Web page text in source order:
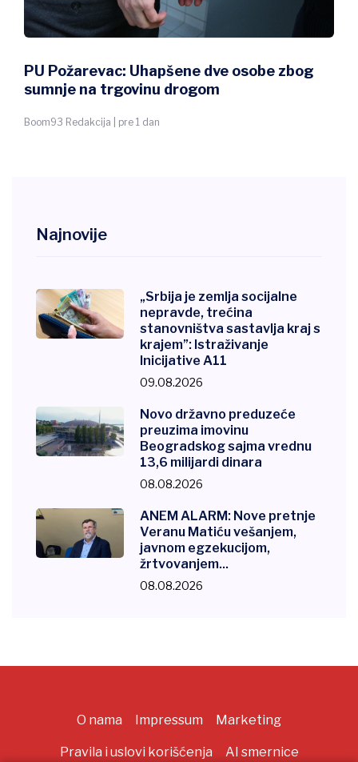
PU Požarevac: Uhapšene dve osobe zbog
sumnje na trgovinu drogom
Boom93 Redakcija | pre 1 dan
Najnovije
„Srbija je zemlja socijalne
nepravde, trećina
stanovništva sastavlja kraj s
krajem”: Istraživanje
Inicijative A11
09.08.2026
Novo državno preduzeće
preuzima imovinu
Beogradskog sajma vrednu
13,6 milijardi dinara
08.08.2026
ANEM ALARM: Nove pretnje
Veranu Matiću vešanjem,
javnom egzekucijom,
žrtvovanjem...
08.08.2026
O nama Impressum Marketing
Pravila i uslovi korišćenja AI smernice